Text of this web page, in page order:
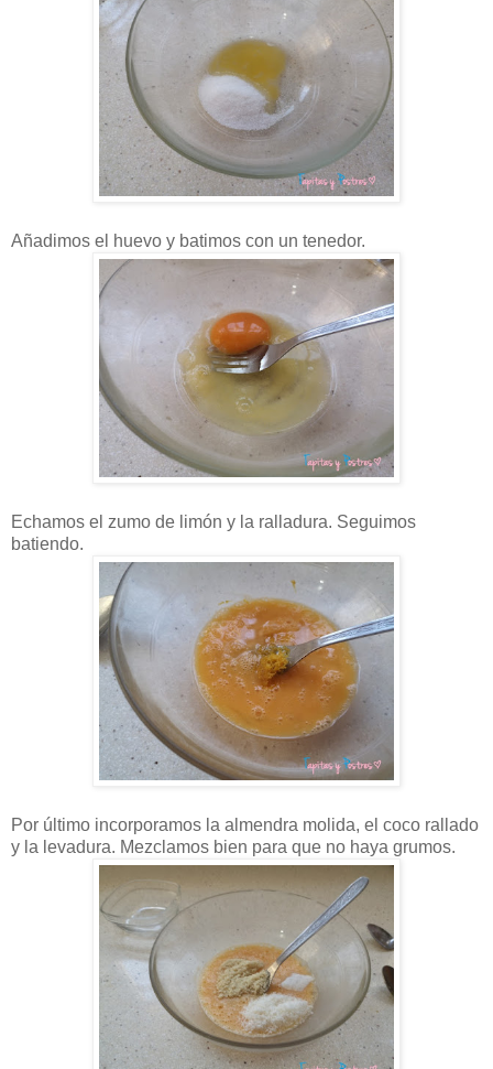
Añadimos el huevo y batimos con un tenedor.
Echamos el zumo de limón y la ralladura. Seguimos
batiendo.
Por último incorporamos la almendra molida, el coco rallado
y la levadura. Mezclamos bien para que no haya grumos.